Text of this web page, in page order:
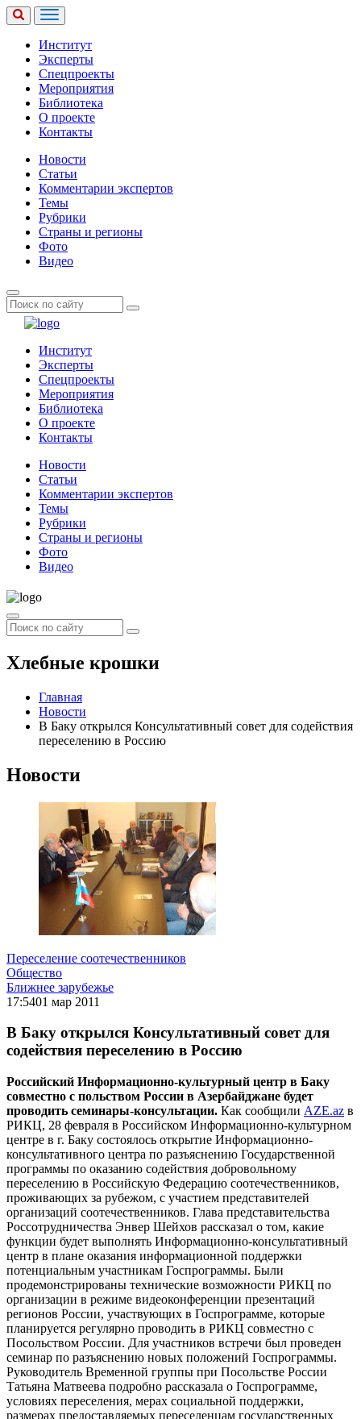
Институт
Эксперты
Спецпроекты
Мероприятия
Библиотека
О проекте
Контакты
Новости
Статьи
Комментарии экспертов
Темы
Рубрики
Страны и регионы
Фото
Видео
Институт
Эксперты
Спецпроекты
Мероприятия
Библиотека
О проекте
Контакты
Новости
Статьи
Комментарии экспертов
Темы
Рубрики
Страны и регионы
Фото
Видео
Хлебные крошки
Главная
Новости
В Баку открылся Консультативный совет для содействия
переселению в Россию
Новости
Переселение соотечественников
Общество
Ближнее зарубежье
17:5401 мар 2011
В Баку открылся Консультативный совет для
содействия переселению в Россию
Российский Информационно-культурный центр в Баку
совместно с польством России в Азербайджане будет
проводить семинары-консультации. Как сообщили AZE.az в
РИКЦ, 28 февраля в Российском Информационно-культурном
центре в г. Баку состоялось открытие Информационно-
консультативного центра по разъяснению Государственной
программы по оказанию содействия добровольному
переселению в Российскую Федерацию соотечественников,
проживающих за рубежом, с участием представителей
организаций соотечественников. Глава представительства
Россотрудничества Энвер Шейхов рассказал о том, какие
функции будет выполнять Информационно-консультативный
центр в плане оказания информационной поддержки
потенциальным участникам Госпрограммы. Были
продемонстрированы технические возможности РИКЦ по
организации в режиме видеоконференции презентаций
регионов России, участвующих в Госпрограмме, которые
планируется регулярно проводить в РИКЦ совместно с
Посольством России. Для участников встречи был проведен
семинар по разъяснению новых положений Госпрограммы.
Руководитель Временной группы при Посольстве России
Татьяна Матвеева подробно рассказала о Госпрограмме,
условиях переселения, мерах социальной поддержки,
размерах предоставляемых переселенцам государственных